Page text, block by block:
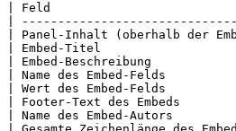
| Feld
|
| Panel-Inhalt (oberhalb
| Embed-Titel
| Embed-Beschreibung
| Name des Embed-
| Wert des Embed-
| Footer-Text des
| Name des Embed-